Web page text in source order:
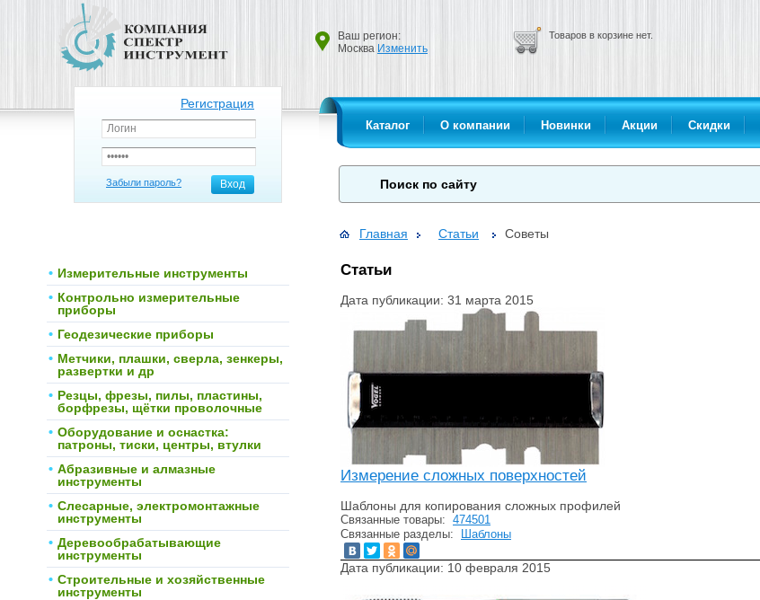
Ваш регион:
Москва Изменить
Товаров в корзине нет.
Регистрация
Забыли пароль? Вход
Каталог О компании Новинки Акции Скидки
Главная Статьи Советы
Измерительные инструменты
Контрольно измерительные
приборы
Геодезические приборы
Метчики, плашки, сверла, зенкеры,
развертки и др
Резцы, фрезы, пилы, пластины,
борфрезы, щётки проволочные
Оборудование и оснастка:
патроны, тиски, центры, втулки
Абразивные и алмазные
инструменты
Слесарные, электромонтажные
инструменты
Деревообрабатывающие
инструменты
Строительные и хозяйственные
инструменты
Статьи
Дата публикации: 31 марта 2015
Измерение сложных поверхностей
Шаблоны для копирования сложных профилей
Связанные товары: 474501
Связанные разделы:
Шаблоны
Дата публикации: 10 февраля 2015